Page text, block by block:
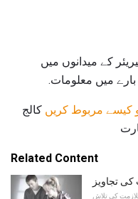
کے میدانوں میں
بارے میں معلومات.
کیسے مربوط کریں کالج
Related Content
تجاویز
کی تلاش